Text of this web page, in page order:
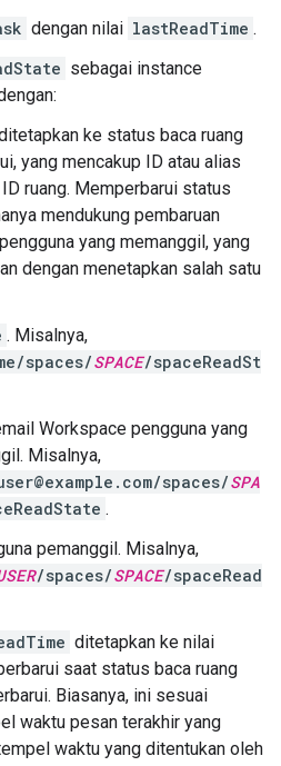
dengan nilai lastReadTime .
sebagai instance
ke status baca ruang
yang mencakup ID atau alias
ruang. Memperbarui status
mendukung pembaruan
yang memanggil, yang
dengan menetapkan salah satu
. Misalnya,
spaces/SPACE/spaceReadSt
Workspace pengguna yang
Misalnya,
spaces/SPA
.
pemanggil. Misalnya,
/spaces/SPACE/spaceRead
ditetapkan ke nilai
saat status baca ruang
Biasanya, ini sesuai
waktu pesan terakhir yang
waktu yang ditentukan oleh